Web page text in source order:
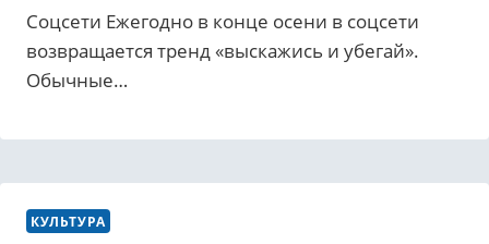
Соцсети Ежегодно в конце осени в соцсети
возвращается тренд «выскажись и убегай».
Обычные…
КУЛЬТУРА